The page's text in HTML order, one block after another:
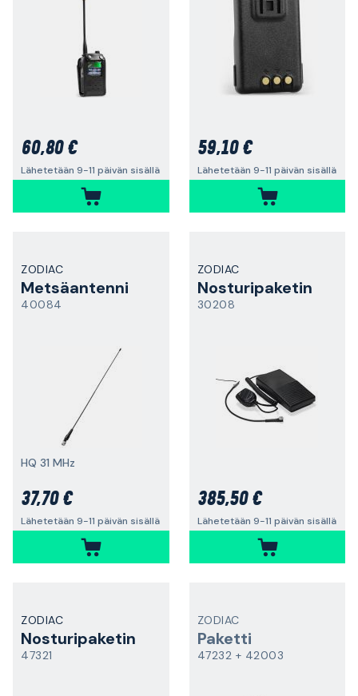
60,80 €
Lähetetään 9-11 päivän sisällä
59,10 €
Lähetetään 9-11 päivän sisällä
ZODIAC
Metsäantenni
40084
HQ 31 MHz
37,70 €
Lähetetään 9-11 päivän sisällä
ZODIAC
Nosturipaketin
30208
385,50 €
Lähetetään 9-11 päivän sisällä
ZODIAC
Nosturipaketin
47321
ZODIAC
Paketti
47232 + 42003